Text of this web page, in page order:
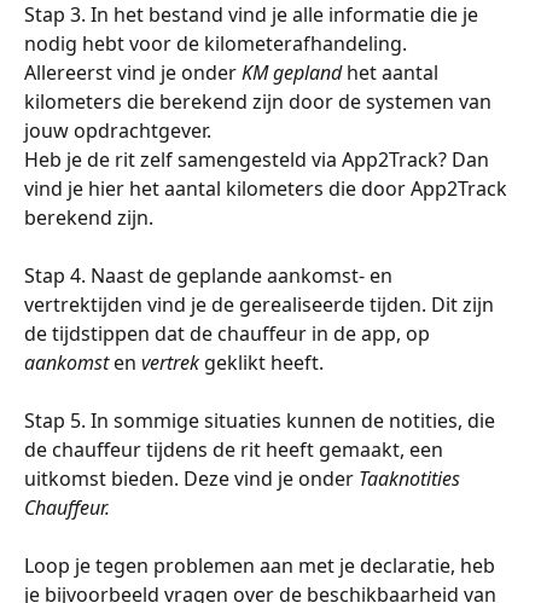
Stap 3. In het bestand vind je alle informatie die je
nodig hebt voor de kilometerafhandeling.
Allereerst vind je onder KM gepland het aantal
kilometers die berekend zijn door de systemen van
jouw opdrachtgever.
Heb je de rit zelf samengesteld via App2Track? Dan
vind je hier het aantal kilometers die door App2Track
berekend zijn.
Stap 4. Naast de geplande aankomst- en
vertrektijden vind je de gerealiseerde tijden. Dit zijn
de tijdstippen dat de chauffeur in de app, op
aankomst en vertrek geklikt heeft.
Stap 5. In sommige situaties kunnen de notities, die
de chauffeur tijdens de rit heeft gemaakt, een
uitkomst bieden. Deze vind je onder Taaknotities
Chauffeur.
Loop je tegen problemen aan met je declaratie, heb
je bijvoorbeeld vragen over de beschikbaarheid van